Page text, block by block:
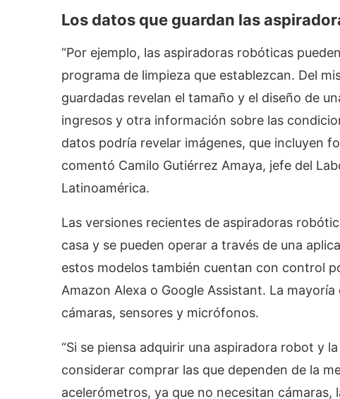
Los datos que guardan las
“Por ejemplo, las aspiradoras robóticas
programa de limpieza que establezcan. Del
guardadas revelan el tamaño y el diseño de
ingresos y otra información sobre las
datos podría revelar imágenes, que incluyen
comentó Camilo Gutiérrez Amaya, jefe del
Latinoamérica.
Las versiones recientes de aspiradoras
casa y se pueden operar a través de una
estos modelos también cuentan con control
Amazon Alexa o Google Assistant. La
cámaras, sensores y micrófonos.
“Si se piensa adquirir una aspiradora robot y
considerar comprar las que dependen de la
acelerómetros, ya que no necesitan